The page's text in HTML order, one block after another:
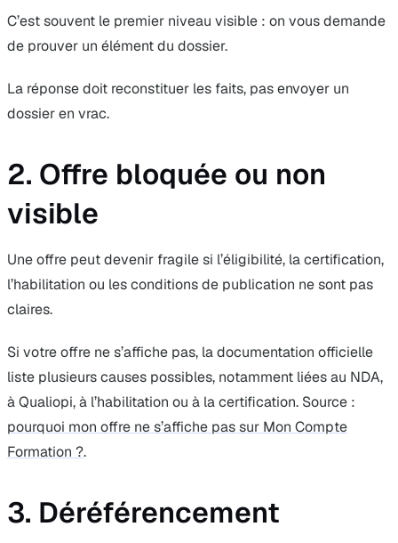
C’est souvent le premier niveau visible : on vous demande
de prouver un élément du dossier.
La réponse doit reconstituer les faits, pas envoyer un
dossier en vrac.
2. Offre bloquée ou non
visible
Une offre peut devenir fragile si l’éligibilité, la certification,
l’habilitation ou les conditions de publication ne sont pas
claires.
Si votre offre ne s’affiche pas, la documentation officielle
liste plusieurs causes possibles, notamment liées au NDA,
à Qualiopi, à l’habilitation ou à la certification. Source :
pourquoi mon offre ne s’affiche pas sur Mon Compte
Formation ?.
3. Déréférencement